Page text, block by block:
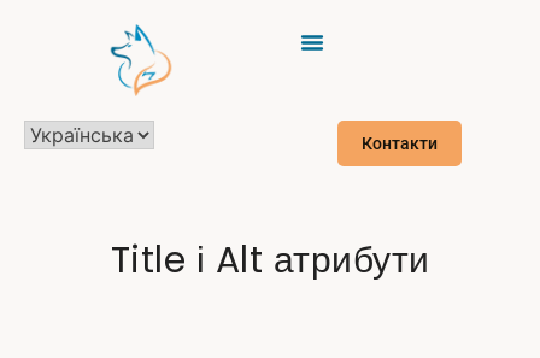
Контакти
Title і Alt атрибути